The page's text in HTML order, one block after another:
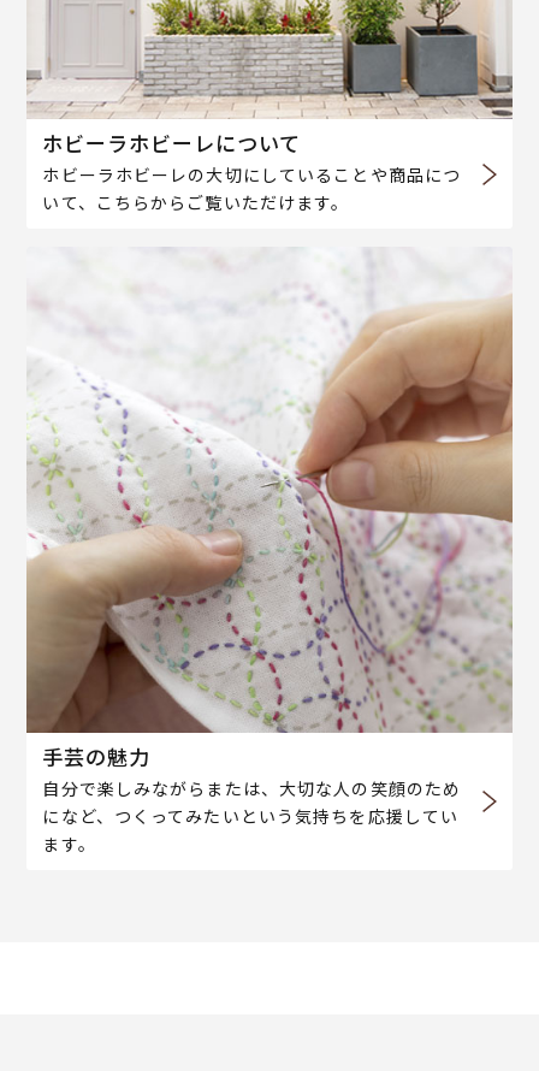
ホビーラホビーレについて
ホビーラホビーレの大切にしていることや商品につ
いて、こちらからご覧いただけます。
手芸の魅力
自分で楽しみながらまたは、大切な人の笑顔のため
になど、つくってみたいという気持ちを応援してい
ます。